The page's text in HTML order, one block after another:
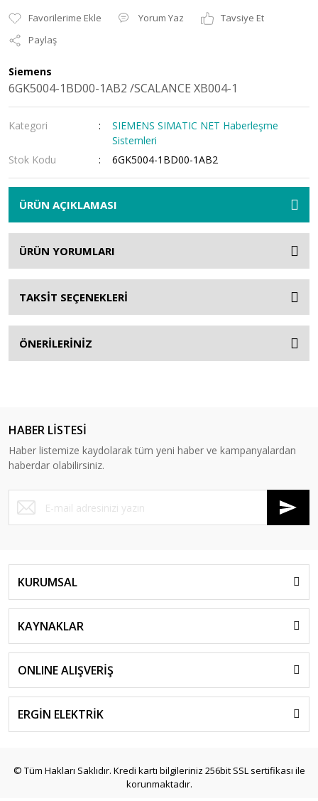
Yorum Yaz
Tavsiye Et
Paylaş
Siemens
6GK5004-1BD00-1AB2 /SCALANCE XB004-1
Kategori
SIEMENS SIMATIC NET Haberleşme
Sistemleri
Stok Kodu
6GK5004-1BD00-1AB2
ÜRÜN AÇIKLAMASI
ÜRÜN YORUMLARI
TAKSİT SEÇENEKLERİ
ÖNERİLERİNİZ
HABER LİSTESİ
Haber listemize kaydolarak tüm yeni haber ve kampanyalardan
haberdar olabilirsiniz.
KURUMSAL
KAYNAKLAR
ONLINE ALIŞVERİŞ
ERGİN ELEKTRİK
© Tüm Hakları Saklıdır. Kredi kartı bilgileriniz 256bit SSL sertifikası ile
korunmaktadır.